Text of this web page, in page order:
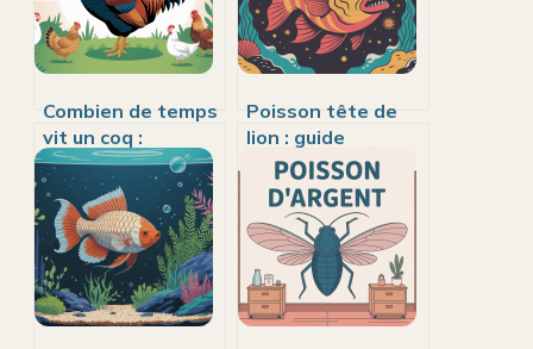
Combien de temps
vit un coq :
espérance de vie,
facteurs et
repères clés
Poisson tête de
lion : guide
complet sur ce
poisson venimeux
et invasif